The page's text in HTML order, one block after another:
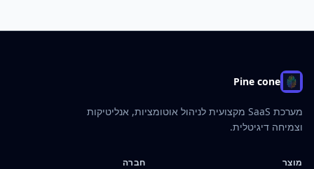
Pine cone
מערכת SaaS מקצועית לניהול אוטומציות, אנליטיקות
וצמיחה דיגיטלית.
מוצר חברה